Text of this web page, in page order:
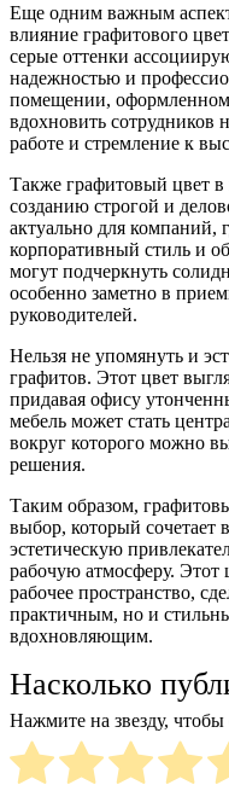
Еще одним важным
влияние графитового
серые оттенки
надежностью и
помещении,
вдохновить сотрудников
работе и стремление к
Также графитовый цвет в
созданию строгой и
актуально для компаний,
корпоративный стиль и
могут подчеркнуть
особенно заметно в
руководителей.
Нельзя не упомянуть и
графитов. Этот цвет
придавая офису
мебель может стать
вокруг которого можно
решения.
Таким образом,
выбор, который сочетает
эстетическую
рабочую атмосферу. Этот
рабочее пространство,
практичным, но и
вдохновляющим.
Насколько
Нажмите на звезду, чтобы